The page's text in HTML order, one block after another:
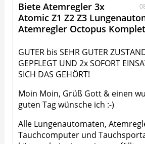
Biete Atemregler 3x
Atomic Z1 Z2 Z3
Atemregler Octopus
GUTER bis SEHR GUTER
GEPFLEGT UND 2x SOFORT
SICH DAS GEHÖRT!
Moin Moin, Grüß Gott & einen
guten Tag wünsche ich :-)
Alle Lungenautomaten,
Tauchcomputer und